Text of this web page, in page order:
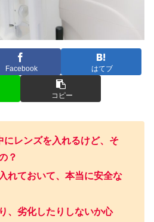
Facebook はてブ
コピー
にレンズを入れるけど、そ
？
れておいて、本当に安全な
、劣化したりしないか心